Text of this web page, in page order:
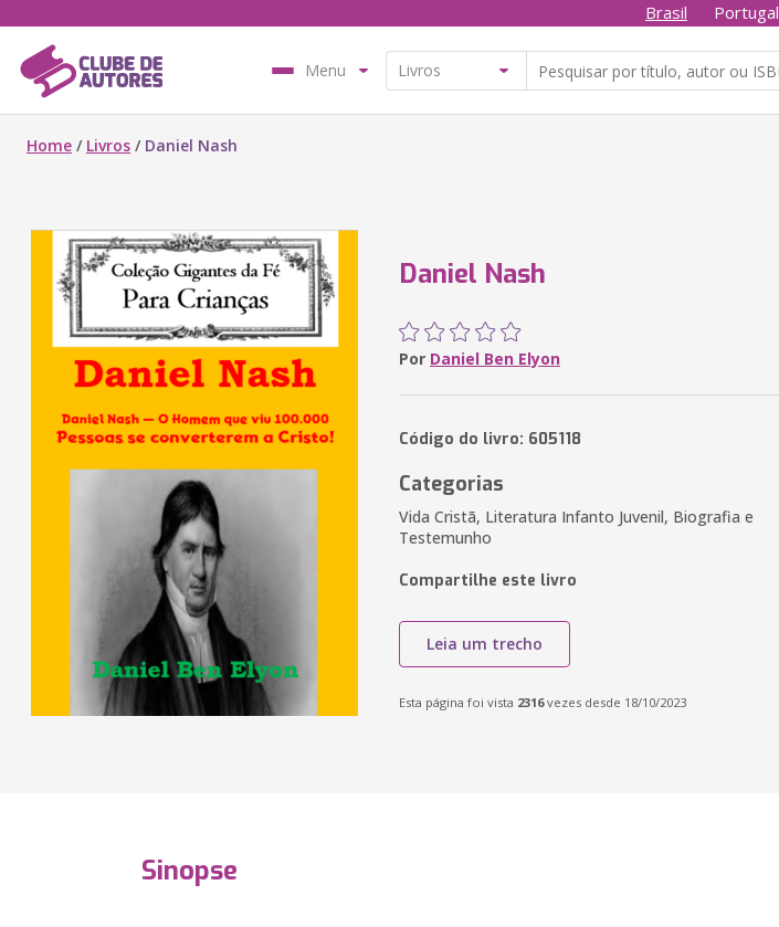
Brasil Portugal
Menu
Home / Livros / Daniel Nash
Daniel Nash
Por Daniel Ben Elyon
Código do livro: 605118
Categorias
Vida Cristã, Literatura Infanto Juvenil, Biografia e
Testemunho
Compartilhe este livro
Leia um trecho
Esta página foi vista 2316vezes desde 18/10/2023
Sinopse